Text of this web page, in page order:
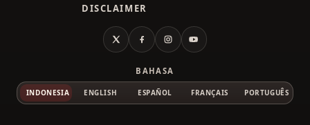
DISCLAIMER
X FacebookInstagramYouTube
BAHASA
INDONESIA ENGLISH ESPAÑOL FRANÇAIS PORTUGUÊS